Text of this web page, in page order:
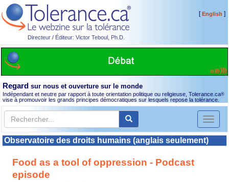
Directeur / Éditeur: Victor Teboul, Ph.D.
[English ]
Regard sur nous et ouverture sur le monde
Indépendant et neutre par rapport à toute orientation politique ou religieuse, Tolerance.ca®
vise à promouvoir les grands principes démocratiques sur lesquels repose la tolérance.
Toggle
Observatoire des droits humains (anglais seulement)
Food as a tool of oppression - Podcast
episode